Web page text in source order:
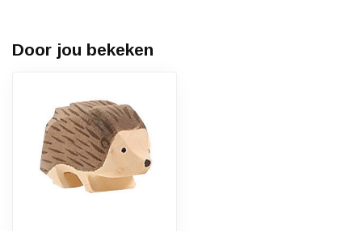
Door jou bekeken